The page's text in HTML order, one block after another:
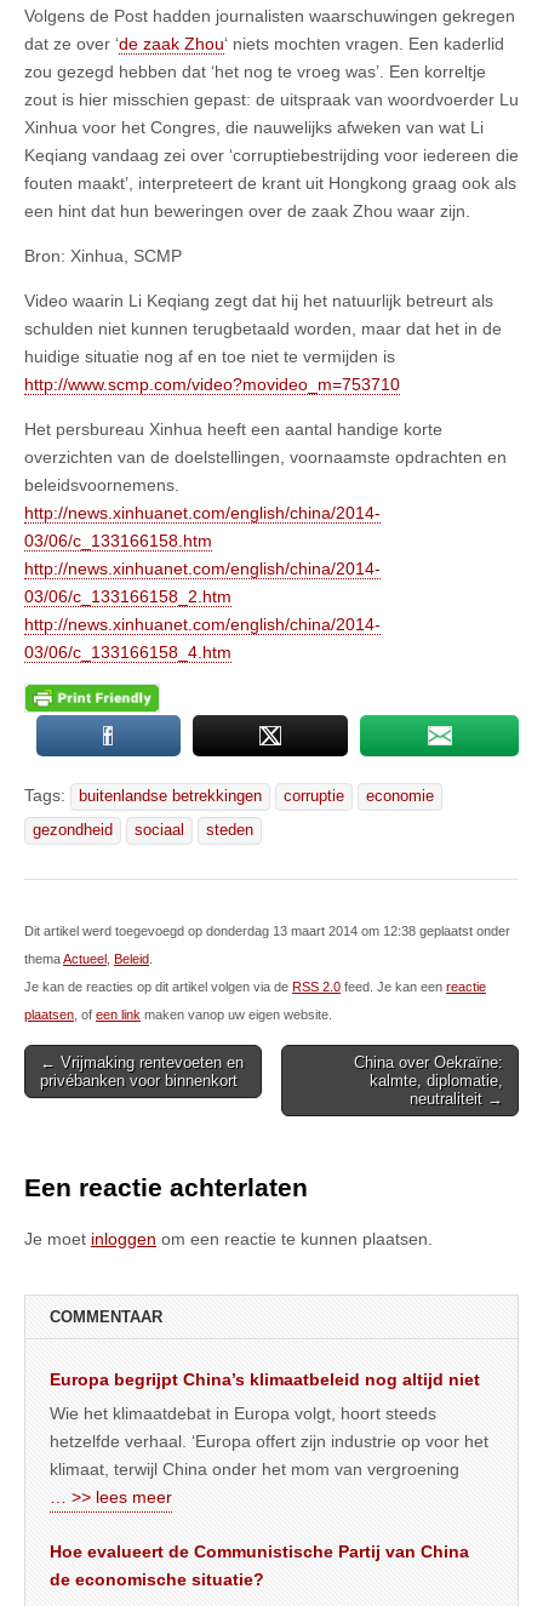
Volgens de Post hadden journalisten waarschuwingen gekregen
dat ze over ‘de zaak Zhou‘ niets mochten vragen. Een kaderlid
zou gezegd hebben dat ‘het nog te vroeg was’. Een korreltje
zout is hier misschien gepast: de uitspraak van woordvoerder Lu
Xinhua voor het Congres, die nauwelijks afweken van wat Li
Keqiang vandaag zei over ‘corruptiebestrijding voor iedereen die
fouten maakt’, interpreteert de krant uit Hongkong graag ook als
een hint dat hun beweringen over de zaak Zhou waar zijn.
Bron: Xinhua, SCMP
Video waarin Li Keqiang zegt dat hij het natuurlijk betreurt als
schulden niet kunnen terugbetaald worden, maar dat het in de
huidige situatie nog af en toe niet te vermijden is
http://www.scmp.com/video?movideo_m=753710
Het persbureau Xinhua heeft een aantal handige korte
overzichten van de doelstellingen, voornaamste opdrachten en
beleidsvoornemens.
http://news.xinhuanet.com/english/china/2014-
03/06/c_133166158.htm
http://news.xinhuanet.com/english/china/2014-
03/06/c_133166158_2.htm
http://news.xinhuanet.com/english/china/2014-
03/06/c_133166158_4.htm
Tags: buitenlandse betrekkingen corruptie
economie
gezondheid
sociaal steden
Dit artikel werd toegevoegd op donderdag 13 maart 2014 om 12:38 geplaatst onder
themaActueel , Beleid.
Je kan de reacties op dit artikel volgen via de RSS 2.0 feed. Je kan een reactie
plaatsen, of een link maken vanop uw eigen website.
Post
navigation
← Vrijmaking rentevoeten en
privébanken voor binnenkort
China over Oekraïne:
kalmte, diplomatie,
neutraliteit →
Een reactie achterlaten
Je moet inloggen om een reactie te kunnen plaatsen.
COMMENTAAR
Europa begrijpt China’s klimaatbeleid nog altijd niet
Wie het klimaatdebat in Europa volgt, hoort steeds
hetzelfde verhaal. ‘Europa offert zijn industrie op voor het
klimaat, terwijl China onder het mom van vergroening
… >> lees meer
Hoe evalueert de Communistische Partij van China
de economische situatie?